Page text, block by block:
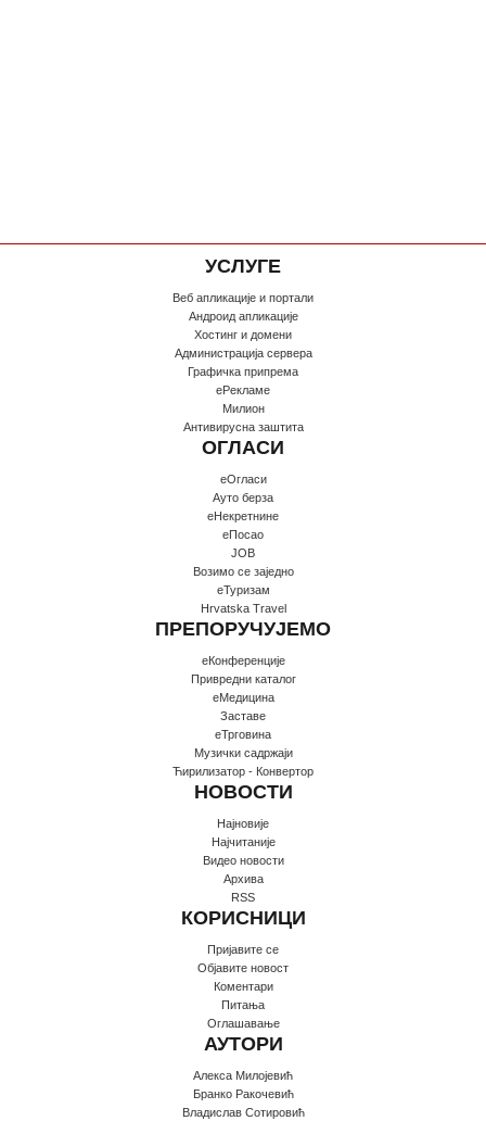
УСЛУГЕ
Веб апликације и портали
Андроид апликације
Хостинг и домени
Администрација сервера
Графичка припрема
еРекламе
Милион
Антивирусна заштита
ОГЛАСИ
еОгласи
Ауто берза
еНекретнине
еПосао
JOB
Возимо се заједно
еТуризам
Hrvatska Travel
ПРЕПОРУЧУЈЕМО
еКонференције
Привредни каталог
еМедицина
Заставе
еТрговина
Музички садржаји
Ћирилизатор - Конвертор
НОВОСТИ
Најновије
Најчитаније
Видео новости
Архива
RSS
КОРИСНИЦИ
Пријавите се
Oбјавите новост
Коментари
Питања
Оглашавање
АУТОРИ
Алекса Милојевић
Бранко Ракочевић
Владислав Сотировић